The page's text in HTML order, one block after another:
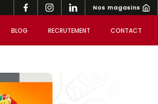
Nos magasins
BLOG RECRUTEMENT CONTACT